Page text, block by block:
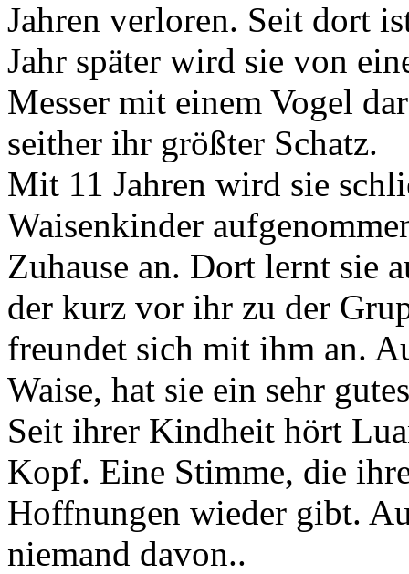
Jahren verloren. Seit dort
Jahr später wird sie von
Messer mit einem Vogel
seither ihr größter Schatz.
Mit 11 Jahren wird sie
Waisenkinder
Zuhause an. Dort lernt sie
der kurz vor ihr zu der
freundet sich mit ihm an.
Waise, hat sie ein sehr
Seit ihrer Kindheit hört
Kopf. Eine Stimme, die
Hoffnungen wieder gibt.
niemand davon..